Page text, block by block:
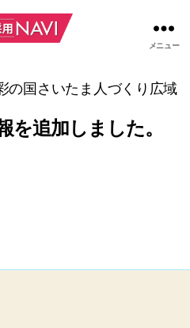
メニュー
の国さいたま人づくり広域
を追加しました。